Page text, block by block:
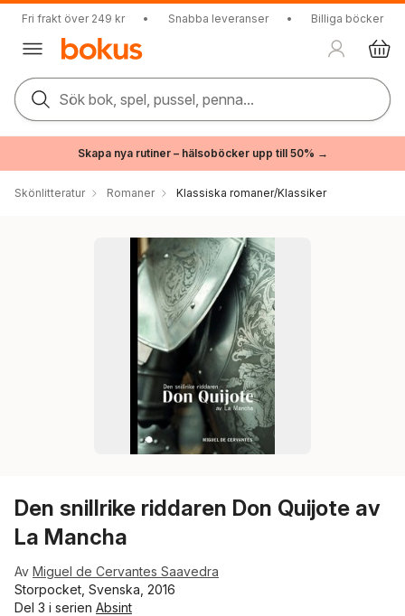
Fri frakt över 249 kr • Snabba leveranser • Billiga böcker
Sök bok, spel, pussel, penna...
Skapa nya rutiner – hälsoböcker upp till 50% →
Skönlitteratur Romaner Klassiska romaner/Klassiker
Den snillrike riddaren Don Quijote av
La Mancha
Av Miguel de Cervantes Saavedra
Storpocket, Svenska, 2016
Del 3 i serien Absint